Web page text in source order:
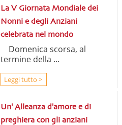
La V Giornata Mondiale dei
Nonni e degli Anziani
celebrata nel mondo
Domenica scorsa, al
termine della ...
Leggi tutto >
Un' Alleanza d'amore e di
preghiera con gli anziani